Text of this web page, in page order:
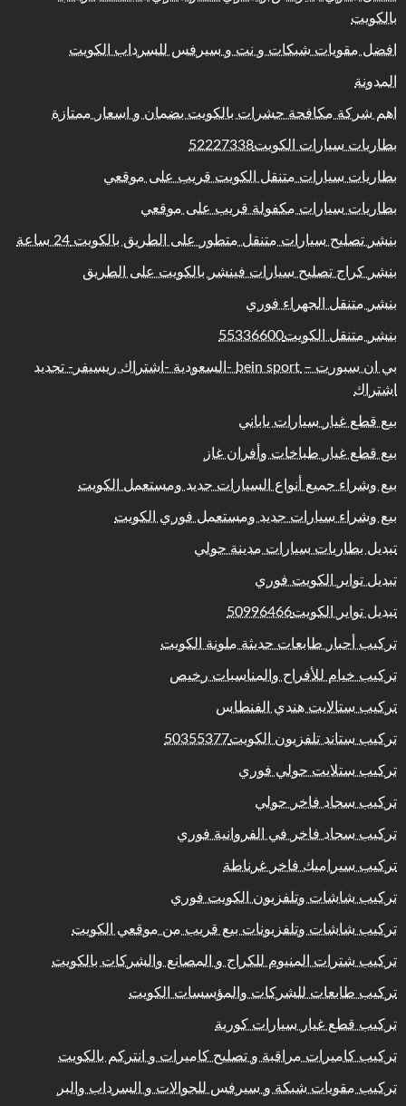
بالكويت
افضل مقويات شبكات و نت و سيرفس للسرداب الكويت
المدونة
اهم شركة مكافحة حشرات بالكويت بضمان و اسعار ممتازة
بطاريات سيارات الكويت52227338
بطاريات سيارات متنقل الكويت قريب على موقعي
بطاريات سيارات مكفولة قريب على موقعي
بنشر تصليح سيارات متنقل متطور على الطريق بالكويت 24 ساعة
بنشر كراج تصليح سيارات فينشر بالكويت على الطريق
بنشر متنقل الجهراء فوري
بنشر متنقل الكويت55336600
بي ان سبورت – bein sport -السعودية -اشتراك ريسيفر- تجديد
اشتراك
بيع قطع غيار سيارات ياباني
بيع قطع غيار طباخات وأفران غاز
بيع وشراء جميع أنواع السيارات جديد ومستعمل الكويت
بيع وشراء سيارات جديد ومستعمل فوري الكويت
تبديل بطاريات سيارات مدينة حولي
تبديل تواير الكويت فوري
تبديل تواير الكويت50996466
تركيب أحبار طابعات حديثة ملونة الكويت
تركيب خيام للأفراح والمناسبات رخيص
تركيب ستالايت هندي الفنطاس
تركيب ستاند تلفزيون الكويت50355377
تركيب ستلايت حولي فوري
تركيب سجاد فاخر حولي
تركيب سجاد فاخر في الفروانية فوري
تركيب سيراميك فاخر غرناطة
تركيب شاشات وتلفزيون الكويت فوري
تركيب شاشات وتلفزيونات بيع قريب من موقعي الكويت
تركيب شترات المنيوم للكراج و المصانع والشركات بالكويت
تركيب طابعات للشركات والمؤسسات الكويت
تركيب قطع غيار سيارات كورية
تركيب كاميرات مراقبة و تصليح كاميرات و انتركم بالكويت
تركيب مقويات شبكة و سيرفس للجوالات و السرداب والبر